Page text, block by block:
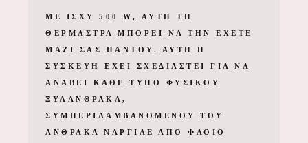
ΜΕ ΙΣΧΎ 500 W, ΑΥΤΉ ΤΗ
ΘΕΡΜΆΣΤΡΑ ΜΠΟΡΕΊ ΝΑ ΤΗΝ ΈΧΕΤΕ
ΜΑΖΊ ΣΑΣ ΠΑΝΤΟΎ. ΑΥΤΉ Η
ΣΥΣΚΕΥΉ ΈΧΕΙ ΣΧΕΔΙΑΣΤΕΊ ΓΙΑ ΝΑ
ΑΝΆΒΕΙ ΚΆΘΕ ΤΎΠΟ ΦΥΣΙΚΟΎ
ΞΥΛΆΝΘΡΑΚΑ,
ΣΥΜΠΕΡΙΛΑΜΒΑΝΟΜΈΝΟΥ ΤΟΥ
ΆΝΘΡΑΚΑ ΝΑΡΓΙΛΈ ΑΠΌ ΦΛΟΙΌ